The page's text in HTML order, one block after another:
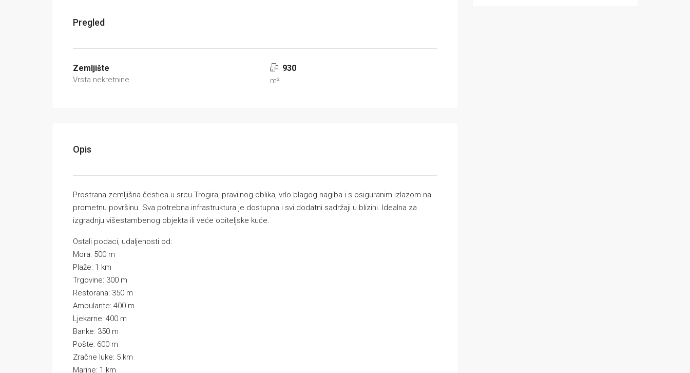
Pregled
Zemljište
Vrsta nekretnine
930
m²
Opis
Prostrana zemljišna čestica u srcu Trogira, pravilnog oblika, vrlo blagog nagiba i s osiguranim izlazom na
prometnu površinu. Sva potrebna infrastruktura je dostupna i svi dodatni sadržaji u blizini. Idealna za
izgradnju višestambenog objekta ili veće obiteljske kuće.
Ostali podaci, udaljenosti od:
Mora: 500 m
Plaže: 1 km
Trgovine: 300 m
Restorana: 350 m
Ambulante: 400 m
Ljekarne: 400 m
Banke: 350 m
Pošte: 600 m
Zračne luke: 5 km
Marine: 1 km